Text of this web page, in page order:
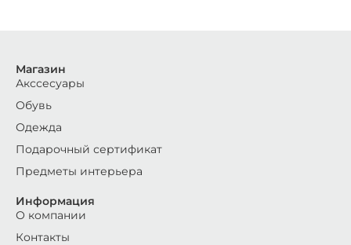
Магазин
Акссесуары
Обувь
Одежда
Подарочный сертификат
Предметы интерьера
Информация
О компании
Контакты